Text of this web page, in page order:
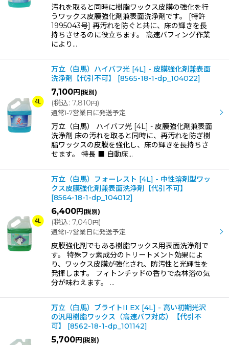
汚れを取ると同時に樹脂ワックス皮膜の強化を行
うワックス皮膜強化剤兼表面洗浄剤です。 [特許
1995043号] 再汚れを防ぐと共に、床の輝きを長
持ちさせるのに役立ちます。 高速バフィング作業
により…
万立（白馬）ハイバフ光 [4L] - 皮膜強化剤兼表面
洗浄剤【代引不可】
[8565-18-1-dp_104022]
7,100円 (税別)
(税込: 7,810円)
通常1-7営業日に発送予定
万立（白馬） ハイバフ光 [4L] - 皮膜強化剤兼表面
洗浄剤 床の汚れを取ると同時に、再汚れを防ぎ樹
脂ワックスの皮膜を強化し、床の輝きを長持ちさ
せます。 特長 ■ 自動床…
万立（白馬）フォーレスト [4L] - 中性溶剤型ワッ
クス皮膜強化剤兼表面洗浄剤【代引不可】
[8564-18-1-dp_104012]
6,400円 (税別)
(税込: 7,040円)
通常1-7営業日に発送予定
皮膜強化剤でもある樹脂ワックス用表面洗浄剤で
す。 特殊フッ素成分のトリートメント効果によ
り、ワックス皮膜が強化され、防汚性と光輝性を
発揮します。 フィトンチッドの香りで森林浴の気
分が味わえます。 …
万立（白馬）ブライトII EX [4L] - 高い初期光沢
の汎用樹脂ワックス（高速バフ対応）【代引不
可】
[8562-18-1-dp_101142]
5,700円 (税別)